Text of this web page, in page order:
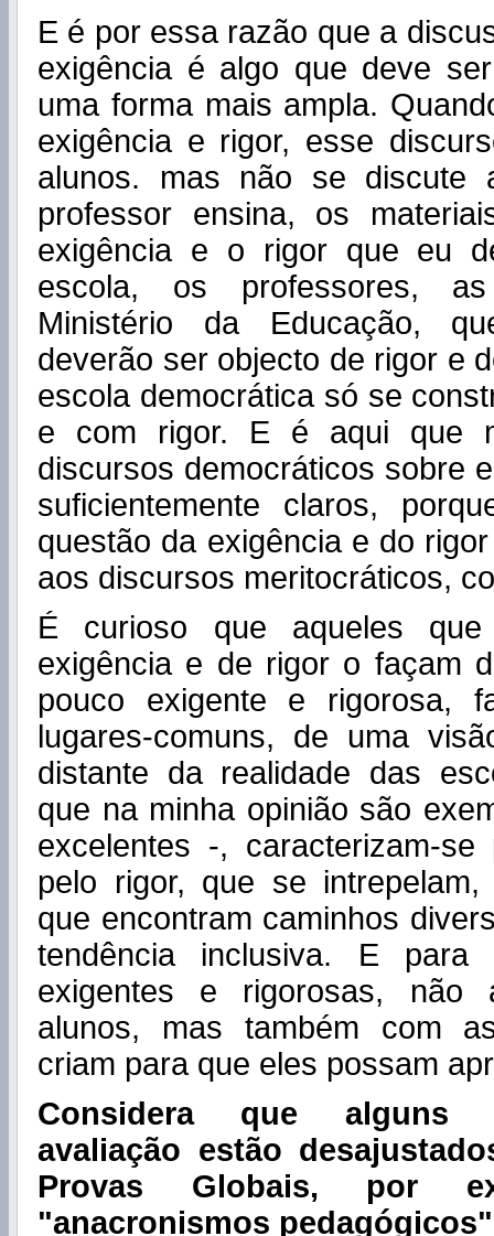
E é por essa razão que a
exigência é algo que deve
uma forma mais ampla.
exigência e rigor, esse
alunos. mas não se discute
professor ensina, os
exigência e o rigor que eu
escola, os professores,
Ministério da Educação,
deverão ser objecto de rigor e
escola democrática só se
e com rigor. E é aqui que
discursos democráticos sobre
suficientemente claros,
questão da exigência e do
aos discursos meritocráticos,
É curioso que aqueles
exigência e de rigor o façam
pouco exigente e rigorosa,
lugares-comuns, de uma
distante da realidade das
que na minha opinião são
excelentes -, caracterizam-
pelo rigor, que se intrepelam,
que encontram caminhos
tendência inclusiva. E
exigentes e rigorosas, não
alunos, mas também com
criam para que eles possam
Considera que alguns
avaliação estão
Provas Globais, por
"anacronismos